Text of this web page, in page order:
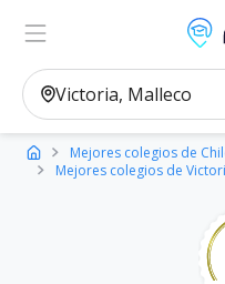
Ver en el
Mejores colegios de
Mejores colegios de